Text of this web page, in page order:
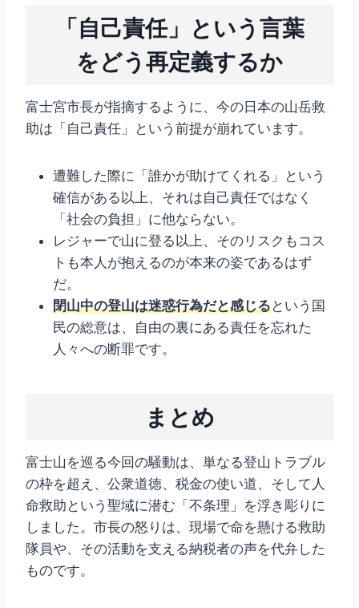
「自己責任」という言葉
をどう再定義するか
富士宮市長が指摘するように、今の日本の山岳救
助は「自己責任」という前提が崩れています。
遭難した際に「誰かが助けてくれる」という
確信がある以上、それは自己責任ではなく
「社会の負担」に他ならない。
レジャーで山に登る以上、そのリスクもコス
トも本人が抱えるのが本来の姿であるはず
だ。
閉山中の登山は迷惑行為だと感じるという国
民の総意は、自由の裏にある責任を忘れた
人々への断罪です。
まとめ
富士山を巡る今回の騒動は、単なる登山トラブル
の枠を超え、公衆道徳、税金の使い道、そして人
命救助という聖域に潜む「不条理」を浮き彫りに
しました。市長の怒りは、現場で命を懸ける救助
隊員や、その活動を支える納税者の声を代弁した
ものです。